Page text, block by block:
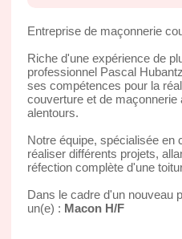
Entreprise de maçonnerie
Riche d'une expérience de
professionnel Pascal
ses compétences pour la
couverture et de maçonnerie
alentours.
Notre équipe, spécialisée en
réaliser différents projets,
réfection complète d'une
Dans le cadre d'un nouveau
un(e) : Macon H/F